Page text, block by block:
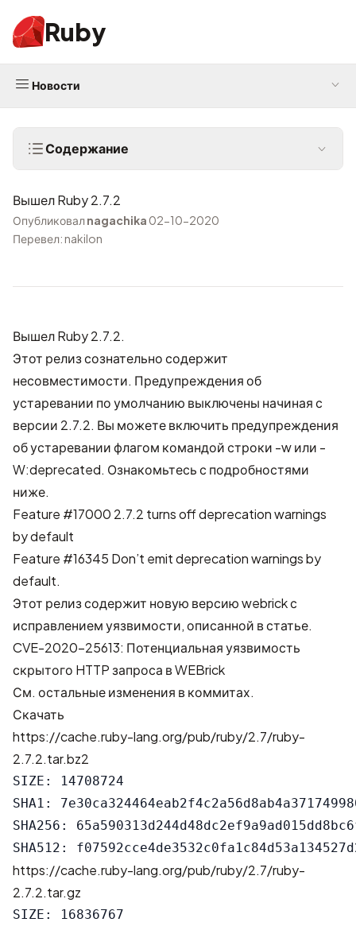
Ruby
Новости
Содержание
Вышел Ruby 2.7.2
Опубликовалnagachika 02-10-2020
Перевел: nakilon
Вышел Ruby 2.7.2.
Этот релиз сознательно содержит
несовместимости. Предупреждения об
устаревании по умолчанию выключены начиная с
версии 2.7.2. Вы можете включить предупреждения
об устаревании флагом командой строки -w или -
W:deprecated. Ознакомьтесь с подробностями
ниже.
Feature #17000 2.7.2 turns off deprecation warnings
by default
Feature #16345 Don’t emit deprecation warnings by
default.
Этот релиз содержит новую версию webrick с
исправлением уязвимости, описанной в статье.
CVE-2020-25613: Потенциальная уязвимость
скрытого HTTP запроса в WEBrick
См. остальные изменения вкоммитах.
Скачать
https://cache.ruby-lang.org/pub/ruby/2.7/ruby-
2.7.2.tar.bz2
SIZE: 14708724
SHA1:
SHA256:
https://cache.ruby-lang.org/pub/ruby/2.7/ruby-
2.7.2.tar.gz
SIZE: 16836767